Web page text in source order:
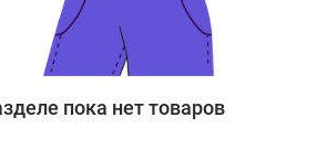
пока нет товаров